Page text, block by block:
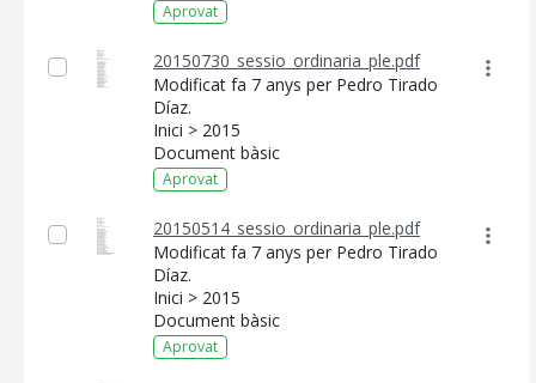
Aprovat
20150730_sessio_ordinaria_ple.pdf
Modificat fa 7 anys per Pedro Tirado
Díaz.
Inici > 2015
Document bàsic
Aprovat
20150514_sessio_ordinaria_ple.pdf
Modificat fa 7 anys per Pedro Tirado
Díaz.
Inici > 2015
Document bàsic
Aprovat